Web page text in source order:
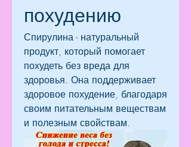
похудению
Спирулина - натуральный
продукт, который помогает
похудеть без вреда для
здоровья. Она поддерживает
здоровое похудение, благодаря
своим питательным веществам
и полезным свойствам.